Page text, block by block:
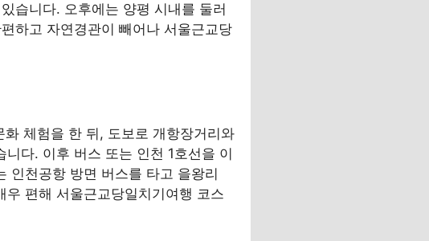
습니다. 오후에는 양평 시내를 둘러
하고 자연경관이 빼어나 서울근교당
체험을 한 뒤, 도보로 개항장거리와
다. 이후 버스 또는 인천 1호선을 이
인천공항 방면 버스를 타고 을왕리
편해 서울근교당일치기여행 코스